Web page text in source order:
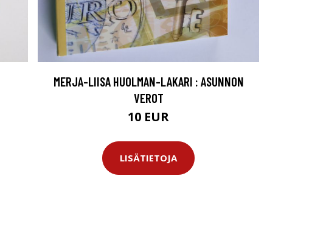
MERJA-LIISA HUOLMAN-LAKARI : ASUNNON
VEROT
10 EUR
LISÄTIETOJA